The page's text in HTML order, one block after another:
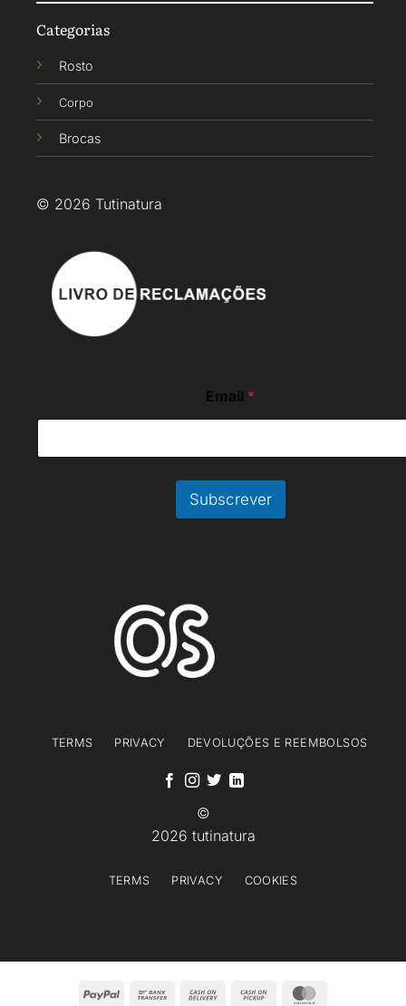
Categorias
Rosto
Corpo
Brocas
© 2026 Tutinatura
*
E
l
Email *
Subscrever
TERMS PRIVACY DEVOLUÇÕES E REEMBOLSOS
©
2026 tutinatura
TERMS PRIVACY COOKIES
PayPal
Bank
Cash
Cash